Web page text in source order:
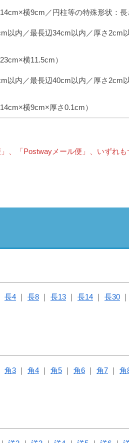
横9cm／円柱等の特殊形状：長
以内／最長辺34cm以内／厚さ2cm
横11.5cm）
以内／最長辺40cm以内／厚さ2cm
横9cm×厚さ0.1cm）
、「Postwayメール便」、いずれ
長4 長8 長13 長14 長30
角3 角4 角5 角6 角7 角